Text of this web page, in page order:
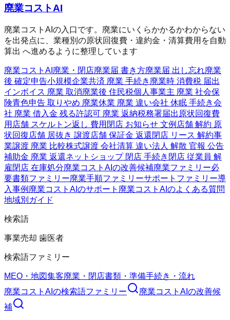
廃業コストAI
廃業コストAIの入口です。廃業にいくらかかるかわからない
を出発点に、業種別の原状回復費・違約金・清算費用を自動
算出 へ進めるように整理しています
廃業コストAI 廃業・閉店廃業届 書き方廃業届 出し忘れ廃業
後 確定申告小規模企業共済 廃業 手続き 廃業時 消費税 届出
インボイス 廃業 取消廃業後 住民税個人事業主 廃業 社会保
険青色申告 取りやめ 廃業休業 廃業 違い会社 休眠 手続き会
社 廃業 借入金 残る許認可 廃業 返納税務署届出 原状回復費
用 店舗 スケルトン返し 費用 閉店 お知らせ 文例 店舗 解約 原
状回復店舗 居抜き 譲渡店舗 保証金 返還閉店 リース 解約事
業譲渡 廃業 比較株式譲渡 会社清算 違い法人 解散 官報 公告
補助金 廃業 返還ネットショップ 閉店 手続き 閉店 従業員 解
雇閉店 在庫処分廃業コストAIの改善候補廃業ファミリー必
要書類ファミリー廃業手順ファミリーサポートファミリー導
入事例 廃業コストAIのサポート 廃業コストAIのよくある質問
地域別ガイド
検索語
事業売却 歯医者
検索語ファミリー
MEO・地図集客廃業・閉店書類・準備手続き・流れ
廃業コストAI の検索語ファミリー 廃業コストAI の改善候
補